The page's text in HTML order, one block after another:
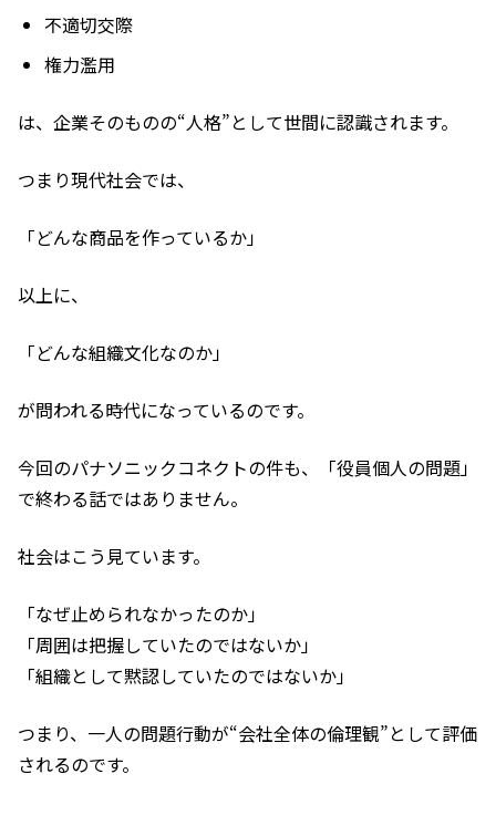
不適切交際
権力濫用
は、企業そのものの“人格”として世間に認識されます。
つまり現代社会では、
「どんな商品を作っているか」
以上に、
「どんな組織文化なのか」
が問われる時代になっているのです。
今回のパナソニックコネクトの件も、「役員個人の問題」
で終わる話ではありません。
社会はこう見ています。
「なぜ止められなかったのか」
「周囲は把握していたのではないか」
「組織として黙認していたのではないか」
つまり、一人の問題行動が“会社全体の倫理観”として評価
されるのです。